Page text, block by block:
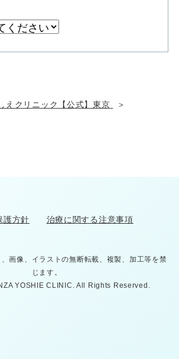
えクリニック【公式】東京
護方針 治療に関する注意事項
画像、イラストの無断転載、複製、加工等を禁
じます。
YOSHIE CLINIC. All Rights Reserved.